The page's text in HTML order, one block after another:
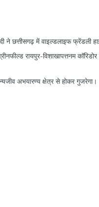
ने छत्तीसगढ़ में वाइल्डलाइफ फ्रेंडली
रायपुर-विशाखापत्तनम
अभयारण्य क्षेत्र से होकर गुजरेगा।